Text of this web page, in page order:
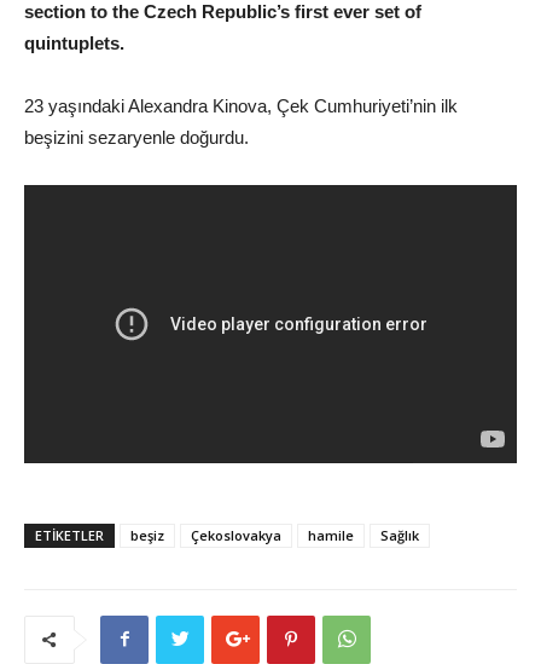
section to the Czech Republic’s first ever set of
quintuplets.
23 yaşındaki Alexandra Kinova, Çek Cumhuriyeti’nin ilk
beşizini sezaryenle doğurdu.
ETİKETLER beşiz Çekoslovakya hamile Sağlık